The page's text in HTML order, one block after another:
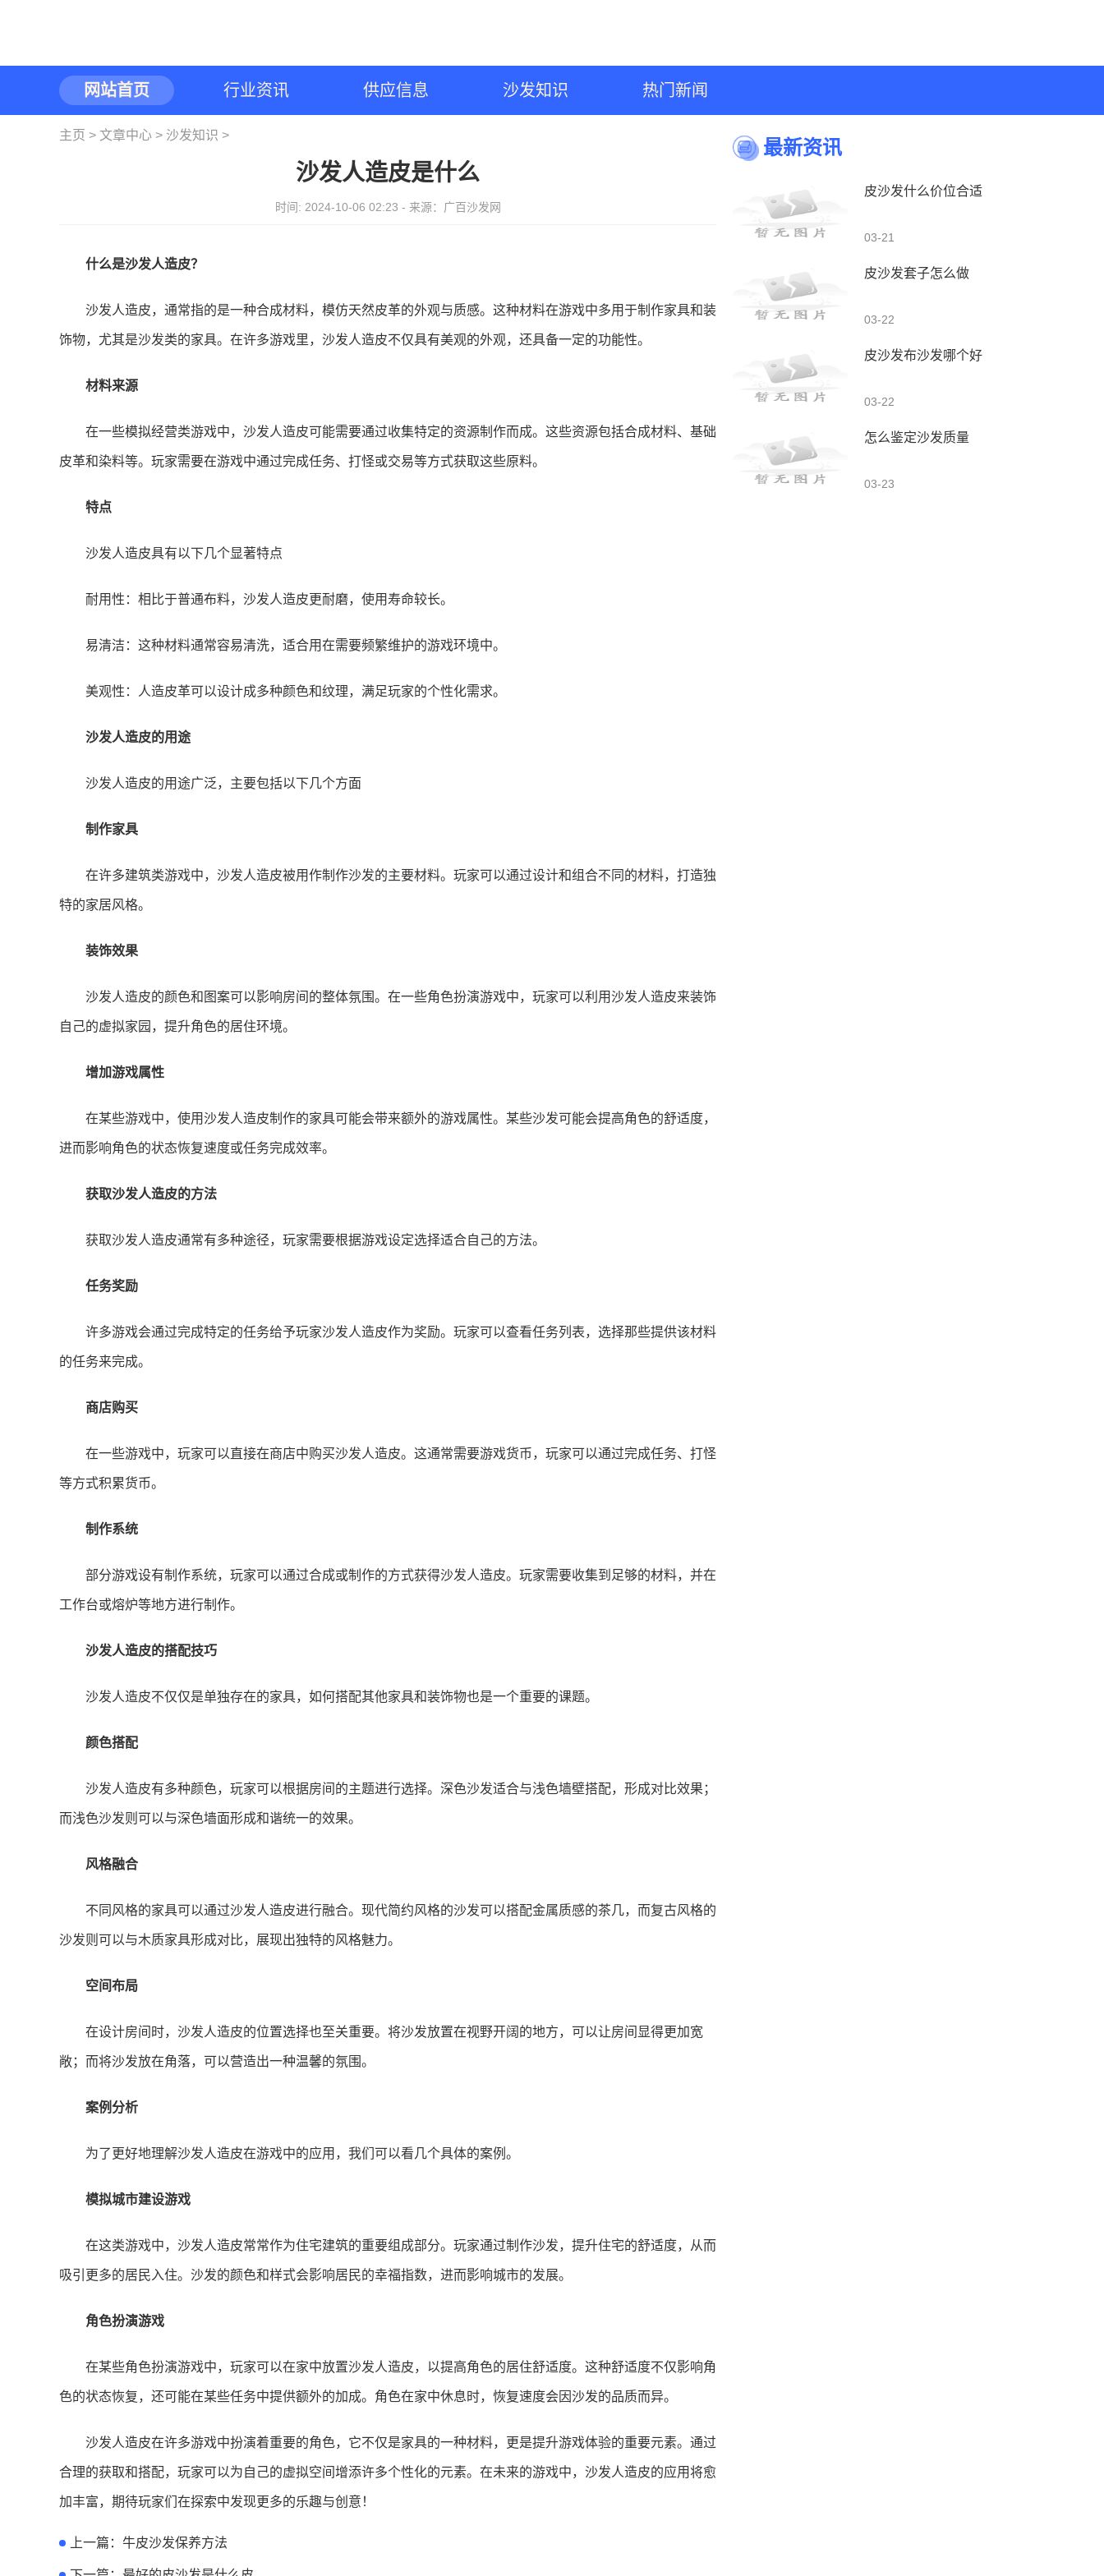
网站首页 行业资讯 供应信息 沙发知识 热门新闻
主页 > 文章中心 > 沙发知识 >
沙发人造皮是什么
时间: 2024-10-06 02:23 - 来源：广百沙发网
什么是沙发人造皮？
沙发人造皮，通常指的是一种合成材料，模仿天然皮革的外观与质感。这种材料在游戏中多用于制作家具和装
饰物，尤其是沙发类的家具。在许多游戏里，沙发人造皮不仅具有美观的外观，还具备一定的功能性。
材料来源
在一些模拟经营类游戏中，沙发人造皮可能需要通过收集特定的资源制作而成。这些资源包括合成材料、基础
皮革和染料等。玩家需要在游戏中通过完成任务、打怪或交易等方式获取这些原料。
特点
沙发人造皮具有以下几个显著特点
耐用性：相比于普通布料，沙发人造皮更耐磨，使用寿命较长。
易清洁：这种材料通常容易清洗，适合用在需要频繁维护的游戏环境中。
美观性：人造皮革可以设计成多种颜色和纹理，满足玩家的个性化需求。
沙发人造皮的用途
沙发人造皮的用途广泛，主要包括以下几个方面
制作家具
在许多建筑类游戏中，沙发人造皮被用作制作沙发的主要材料。玩家可以通过设计和组合不同的材料，打造独
特的家居风格。
装饰效果
沙发人造皮的颜色和图案可以影响房间的整体氛围。在一些角色扮演游戏中，玩家可以利用沙发人造皮来装饰
自己的虚拟家园，提升角色的居住环境。
增加游戏属性
在某些游戏中，使用沙发人造皮制作的家具可能会带来额外的游戏属性。某些沙发可能会提高角色的舒适度，
进而影响角色的状态恢复速度或任务完成效率。
获取沙发人造皮的方法
获取沙发人造皮通常有多种途径，玩家需要根据游戏设定选择适合自己的方法。
任务奖励
许多游戏会通过完成特定的任务给予玩家沙发人造皮作为奖励。玩家可以查看任务列表，选择那些提供该材料
的任务来完成。
商店购买
在一些游戏中，玩家可以直接在商店中购买沙发人造皮。这通常需要游戏货币，玩家可以通过完成任务、打怪
等方式积累货币。
制作系统
部分游戏设有制作系统，玩家可以通过合成或制作的方式获得沙发人造皮。玩家需要收集到足够的材料，并在
工作台或熔炉等地方进行制作。
沙发人造皮的搭配技巧
沙发人造皮不仅仅是单独存在的家具，如何搭配其他家具和装饰物也是一个重要的课题。
颜色搭配
沙发人造皮有多种颜色，玩家可以根据房间的主题进行选择。深色沙发适合与浅色墙壁搭配，形成对比效果；
而浅色沙发则可以与深色墙面形成和谐统一的效果。
风格融合
不同风格的家具可以通过沙发人造皮进行融合。现代简约风格的沙发可以搭配金属质感的茶几，而复古风格的
沙发则可以与木质家具形成对比，展现出独特的风格魅力。
空间布局
在设计房间时，沙发人造皮的位置选择也至关重要。将沙发放置在视野开阔的地方，可以让房间显得更加宽
敞；而将沙发放在角落，可以营造出一种温馨的氛围。
案例分析
为了更好地理解沙发人造皮在游戏中的应用，我们可以看几个具体的案例。
模拟城市建设游戏
在这类游戏中，沙发人造皮常常作为住宅建筑的重要组成部分。玩家通过制作沙发，提升住宅的舒适度，从而
吸引更多的居民入住。沙发的颜色和样式会影响居民的幸福指数，进而影响城市的发展。
角色扮演游戏
在某些角色扮演游戏中，玩家可以在家中放置沙发人造皮，以提高角色的居住舒适度。这种舒适度不仅影响角
色的状态恢复，还可能在某些任务中提供额外的加成。角色在家中休息时，恢复速度会因沙发的品质而异。
沙发人造皮在许多游戏中扮演着重要的角色，它不仅是家具的一种材料，更是提升游戏体验的重要元素。通过
合理的获取和搭配，玩家可以为自己的虚拟空间增添许多个性化的元素。在未来的游戏中，沙发人造皮的应用将愈
加丰富，期待玩家们在探索中发现更多的乐趣与创意！
上一篇： 牛皮沙发保养方法
最新资讯
皮沙发什么价位合适
03-21
皮沙发套子怎么做
03-22
皮沙发布沙发哪个好
03-22
怎么鉴定沙发质量
03-23